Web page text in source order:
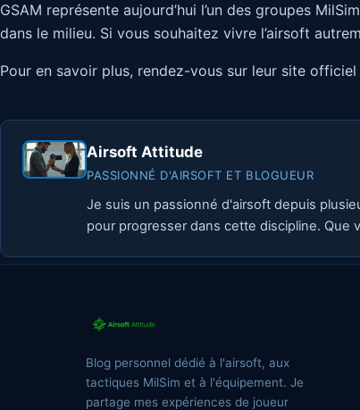
GSAM représente aujourd’hui l’un des groupes
dans le milieu. Si vous souhaitez vivre l’airsoft
Pour en savoir plus, rendez-vous sur leur site
Airsoft Attitude
PASSIONNÉ D'AIRSOFT ET BLOGUEUR
Je suis un passionné d'airsoft depuis
pour progresser dans cette discipline.
Blog personnel dédié à l'airsoft, aux
tactiques MilSim et à l'équipement. Je
partage mes expériences de joueur